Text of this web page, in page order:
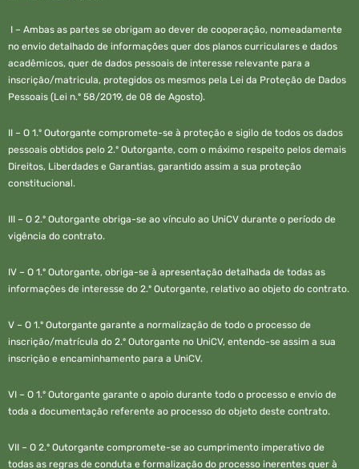
I – Ambas as partes se obrigam ao dever de cooperação, nomeadamente
no envio detalhado de informações quer dos planos curriculares e dados
acadêmicos, quer de dados pessoais de interesse relevante para a
inscrição/matricula, protegidos os mesmos pela Lei da Proteção de Dados
Pessoais (Lei n.º 58/2019, de 08 de Agosto).
II – O 1.º Outorgante compromete-se à proteção e sigilo de todos os dados
pessoais obtidos pelo 2.º Outorgante, com o máximo respeito pelos demais
Direitos, Liberdades e Garantias, garantido assim a sua proteção
constitucional.
III – O 2.º Outorgante obriga-se ao vínculo ao UniCV durante o período de
vigência do contrato.
IV – O 1.º Outorgante, obriga-se à apresentação detalhada de todas as
informações de interesse do 2.º Outorgante, relativo ao objeto do contrato.
V – O 1.º Outorgante garante a normalização de todo o processo de
inscrição/matrícula do 2.º Outorgante no UniCV, entendo-se assim a sua
inscrição e encaminhamento para a UniCV.
VI – O 1.º Outorgante garante o apoio durante todo o processo e envio de
toda a documentação referente ao processo do objeto deste contrato.
VII – O 2.º Outorgante compromete-se ao cumprimento imperativo de
todas as regras de conduta e formalização do processo inerentes quer à